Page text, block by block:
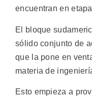
encuentran en
El bloque
sólido conjunto de
que la pone en
materia de
Esto empieza a